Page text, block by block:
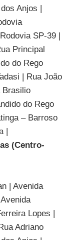
Anjos |
SP-39 |
Principal
do Rego
| Rua João
Brasilio
do Rego
– Barroso
|
(Centro-
| Avenida
Lopes |
Adriano